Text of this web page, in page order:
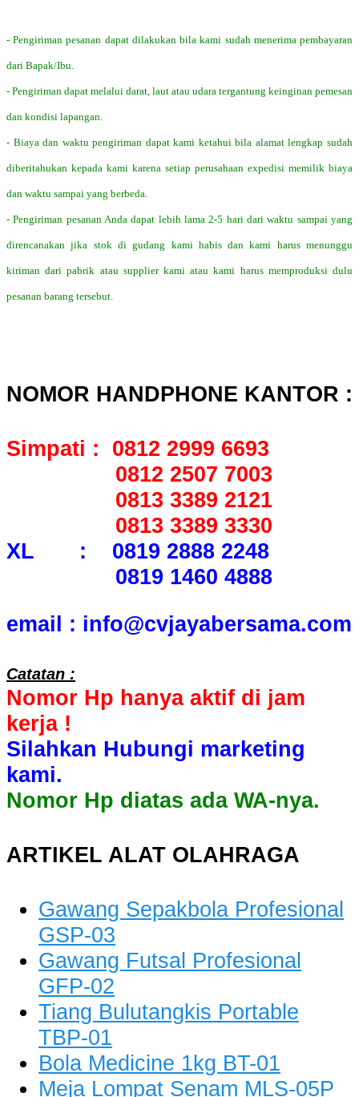
- Pengiriman pesanan dapat dilakukan bila kami sudah menerima pembayaran
dari Bapak/Ibu.
- Pengiriman dapat melalui darat, laut atau udara tergantung keinginan pemesan
dan kondisi lapangan.
- Biaya dan waktu pengiriman dapat kami ketahui bila alamat lengkap sudah
diberitahukan kepada kami karena setiap perusahaan expedisi memilik biaya
dan waktu sampai yang berbeda.
- Pengiriman pesanan Anda dapat lebih lama 2-5 hari dari waktu sampai yang
direncanakan jika stok di gudang kami habis dan kami harus menunggu
kiriman dari pabrik atau supplier kami atau kami harus memproduksi dulu
pesanan barang tersebut.
NOMOR HANDPHONE KANTOR :
Simpati : 0812 2999 6693
0812 2507 7003
0813 3389 2121
0813 3389 3330
XL : 0819 2888 2248
0819 1460 4888
email : info@cvjayabersama.com
Catatan :
Nomor Hp hanya aktif di jam
kerja !
Silahkan Hubungi marketing
kami.
Nomor Hp diatas ada WA-nya.
ARTIKEL ALAT OLAHRAGA
Gawang Sepakbola Profesional
GSP-03
Gawang Futsal Profesional
GFP-02
Tiang Bulutangkis Portable
TBP-01
Bola Medicine 1kg BT-01
Meja Lompat Senam MLS-05P